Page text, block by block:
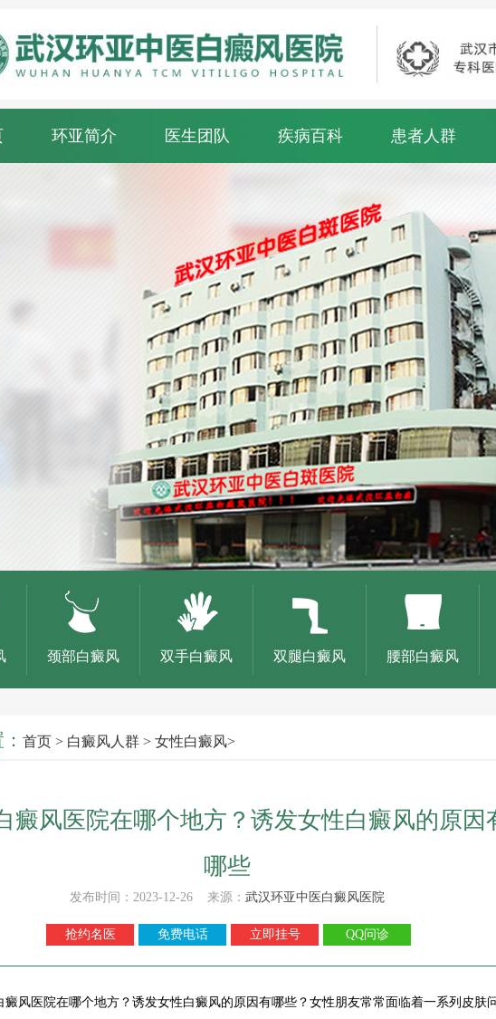
环亚简介 医生团队 疾病百科 患者人群
颈部白癜风 双手白癜风 双腿白癜风 腰部白癜风
首页 > 白癜风人群 > 女性白癜风>
癜风医院在哪个地方？诱发女性白癜风的原因
哪些
发布时间：2023-12-26 来源： 武汉环亚中医白癜风医院
抢约名医 免费电话 立即挂号 QQ问诊
癜风医院在哪个地方？诱发女性白癜风的原因有哪些？ 女性朋友常常面临着一系列皮肤